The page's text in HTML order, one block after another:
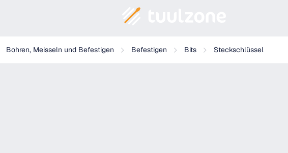
Bohren, Meisseln und Befestigen Befestigen Bits Steckschlüssel